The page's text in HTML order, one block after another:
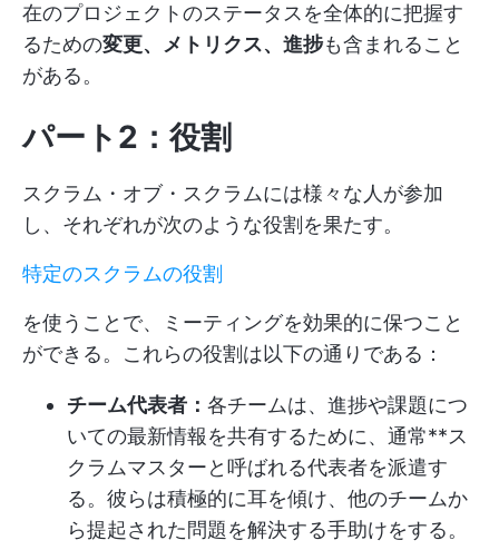
在のプロジェクトのステータスを全体的に把握す
るための変更、メトリクス、進捗も含まれること
がある。
パート2：役割
スクラム・オブ・スクラムには様々な人が参加
し、それぞれが次のような役割を果たす。
特定のスクラムの役割
を使うことで、ミーティングを効果的に保つこと
ができる。これらの役割は以下の通りである：
チーム代表者： 各チームは、進捗や課題につ
いての最新情報を共有するために、通常**ス
クラムマスターと呼ばれる代表者を派遣す
る。彼らは積極的に耳を傾け、他のチームか
ら提起された問題を解決する手助けをする。